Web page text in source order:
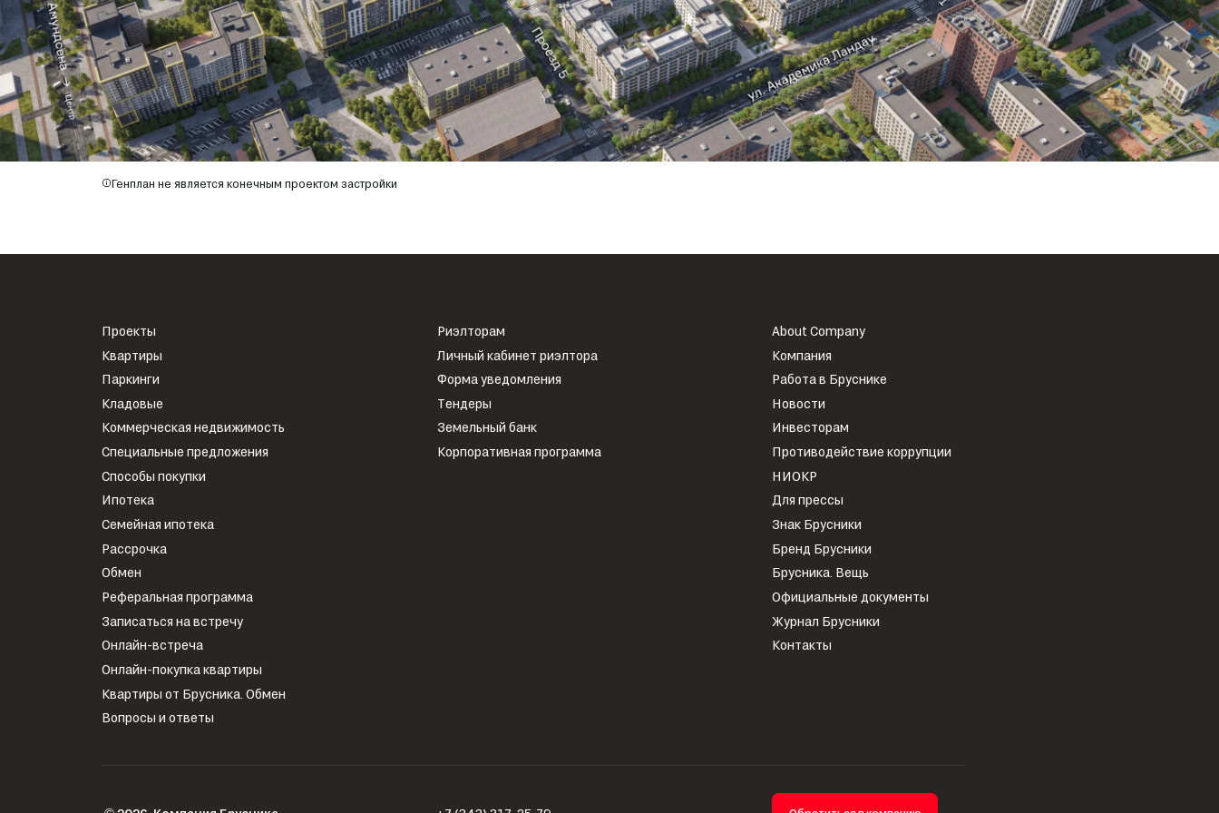
Генплан не является конечным проектом застройки
Проекты
Квартиры
Паркинги
Кладовые
Коммерческая недвижимость
Специальные предложения
Способы покупки
Ипотека
Семейная ипотека
Рассрочка
Обмен
Реферальная программа
Записаться на встречу
Онлайн-встреча
Онлайн-покупка квартиры
Квартиры от Брусника. Обмен
Вопросы и ответы
Риэлторам
Личный кабинет риэлтора
Форма уведомления
Тендеры
Земельный банк
Корпоративная программа
About Company
Компания
Работа в Бруснике
Новости
Инвесторам
Противодействие коррупции
НИОКР
Для прессы
Знак Брусники
Бренд Брусники
Брусника. Вещь
Официальные документы
Журнал Брусники
Контакты